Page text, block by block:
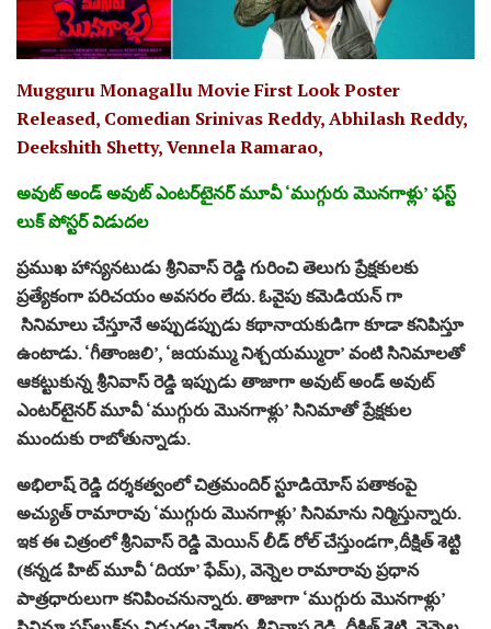
Mugguru Monagallu Movie First Look Poster
Released, Comedian Srinivas Reddy, Abhilash Reddy,
Deekshith Shetty, Vennela Ramarao,
అవుట్‌ అండ్‌ అవుట్‌ ఎంటర్‌టైనర్‌ మూవీ ‘ముగ్గురు మొనగాళ్లు’ ఫస్ట్‌
లుక్‌ పోస్టర్‌ విడుదల
ప్రముఖ హాస్యనటుడు శ్రీనివాస్‌ రెడ్డి గురించి తెలుగు ప్రేక్షకులకు
ప్రత్యేకంగా పరిచయం అవసరం లేదు. ఓవైపు కమెడియన్ గా
సినిమాలు చేస్తూనే అప్పుడప్పుడు కథానాయకుడిగా కూడా కనిపిస్తూ
ఉంటాడు. ‘గీతాంజలి’, ‘జయమ్ము నిశ్చయమ్మురా’ వంటి సినిమాలతో
ఆకట్టుకున్న శ్రీనివాస్‌ రెడ్డి ఇప్పుడు తాజాగా అవుట్‌ అండ్‌ అవుట్‌
ఎంటర్‌టైనర్‌ మూవీ ‘ముగ్గురు మొనగాళ్లు’ సినిమాతో ప్రేక్షకుల
ముందుకు రాబోతున్నాడు.
అభిలాష్‌ రెడ్డి దర్శకత్వంలో చిత్రమందిర్‌ స్టూడియోస్‌ పతాకంపై
అచ్యుత్‌ రామారావు ‘ముగ్గురు మొనగాళ్లు’ సినిమాను నిర్మిస్తున్నారు.
ఇక ఈ చిత్రంలో శ్రీనివాస్‌ రెడ్డి మెయిన్ లీడ్‌ రోల్‌ చేస్తుండగా,దీక్షిత్‌ శెట్టి
(కన్నడ హిట్‌ మూవీ ‘దియా’ ఫేమ్‌), వెన్నెల రామారావు ప్రధాన
పాత్రధారులుగా కనిపించనున్నారు. తాజాగా ‘ముగ్గురు మొనగాళ్లు’